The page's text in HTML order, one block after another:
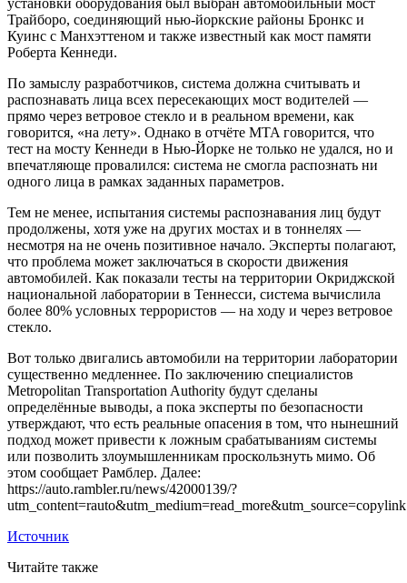
Трайборо, соединяющий нью-йоркские районы Бронкс и
Куинс с Манхэттеном и также известный как мост памяти
Роберта Кеннеди.
По замыслу разработчиков, система должна считывать и
распознавать лица всех пересекающих мост водителей —
прямо через ветровое стекло и в реальном времени, как
говорится, «на лету». Однако в отчёте MTA говорится, что
тест на мосту Кеннеди в Нью-Йорке не только не удался, но и
впечатляюще провалился: система не смогла распознать ни
одного лица в рамках заданных параметров.
Тем не менее, испытания системы распознавания лиц будут
продолжены, хотя уже на других мостах и в тоннелях —
несмотря на не очень позитивное начало. Эксперты полагают,
что проблема может заключаться в скорости движения
автомобилей. Как показали тесты на территории Окриджской
национальной лаборатории в Теннесси, система вычислила
более 80% условных террористов — на ходу и через ветровое
стекло.
Вот только двигались автомобили на территории лаборатории
существенно медленнее. По заключению специалистов
Metropolitan Transportation Authority будут сделаны
определённые выводы, а пока эксперты по безопасности
утверждают, что есть реальные опасения в том, что нынешний
подход может привести к ложным срабатываниям системы
или позволить злоумышленникам проскользнуть мимо. Об
этом сообщает Рамблер. Далее:
https://auto.rambler.ru/news/42000139/?
utm_content=rauto&utm_medium=read_more&utm_source=copylink
Источник
Читайте также